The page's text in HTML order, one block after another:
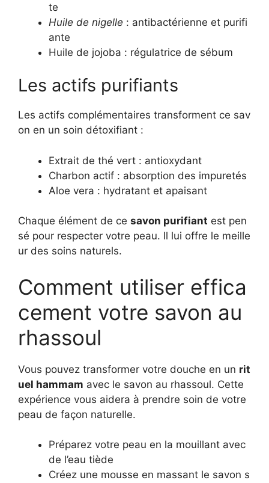
te
Huile de nigelle : antibactérienne et purifi
ante
Huile de jojoba : régulatrice de sébum
Les actifs purifiants
Les actifs complémentaires transforment ce sav
on en un soin détoxifiant :
Extrait de thé vert : antioxydant
Charbon actif : absorption des impuretés
Aloe vera : hydratant et apaisant
Chaque élément de ce savon purifiant est pen
sé pour respecter votre peau. Il lui offre le meille
ur des soins naturels.
Comment utiliser effica
cement votre savon au
rhassoul
Vous pouvez transformer votre douche en un rit
uel hammam avec le savon au rhassoul. Cette
expérience vous aidera à prendre soin de votre
peau de façon naturelle.
Préparez votre peau en la mouillant avec
de l’eau tiède
Créez une mousse en massant le savon s